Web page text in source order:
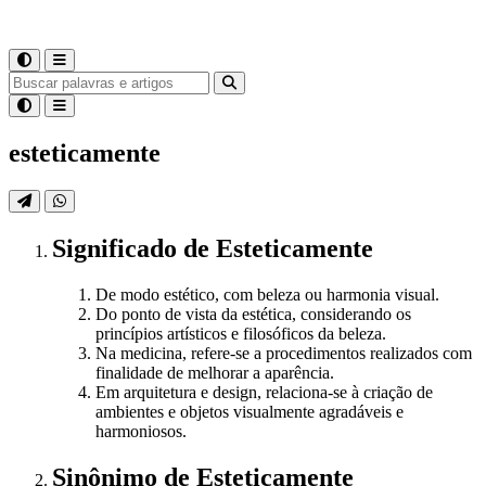
esteticamente
Significado de Esteticamente
De modo estético, com beleza ou harmonia visual.
Do ponto de vista da estética, considerando os
princípios artísticos e filosóficos da beleza.
Na medicina, refere-se a procedimentos realizados com
finalidade de melhorar a aparência.
Em arquitetura e design, relaciona-se à criação de
ambientes e objetos visualmente agradáveis e
harmoniosos.
Sinônimo de Esteticamente